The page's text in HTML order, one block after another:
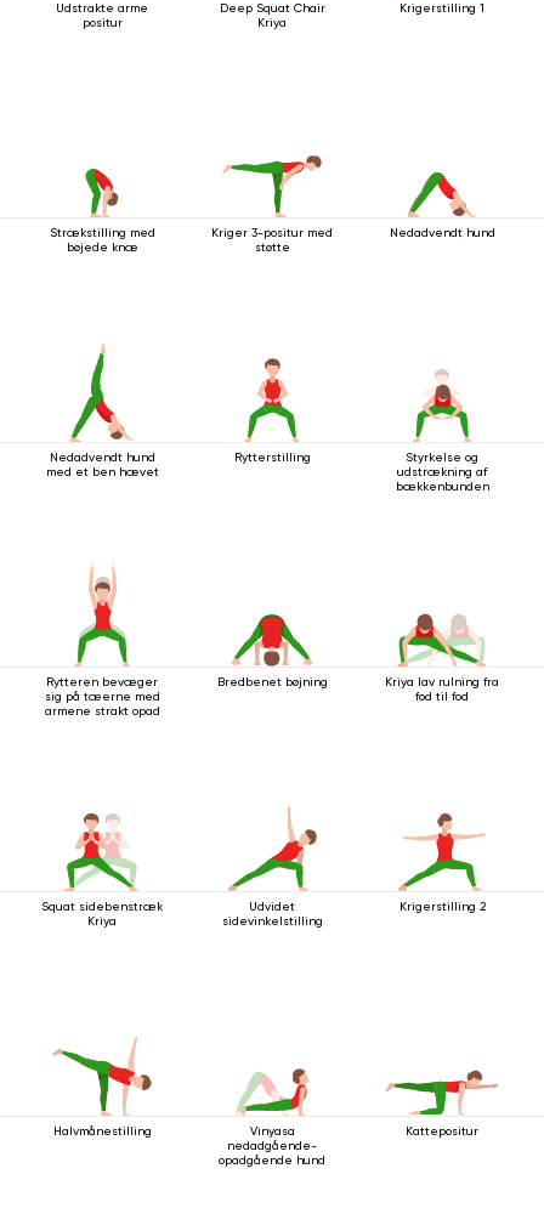
Udstrakte arme
positur
Deep Squat Chair
Kriya
Krigerstilling 1
Strækstilling med
bøjede knæ
Kriger 3-positur med
støtte
Nedadvendt hund
Nedadvendt hund
med et ben hævet
Rytterstilling
Styrkelse og
udstrækning af
bækkenbunden
Rytteren bevæger
sig på tæerne med
armene strakt opad
Bredbenet bøjning
Kriya lav rulning fra
fod til fod
Squat sidebenstræk
Kriya
Udvidet
sidevinkelstilling
Krigerstilling 2
Halvmånestilling
Vinyasa
nedadgående-
opadgående hund
Kattepositur